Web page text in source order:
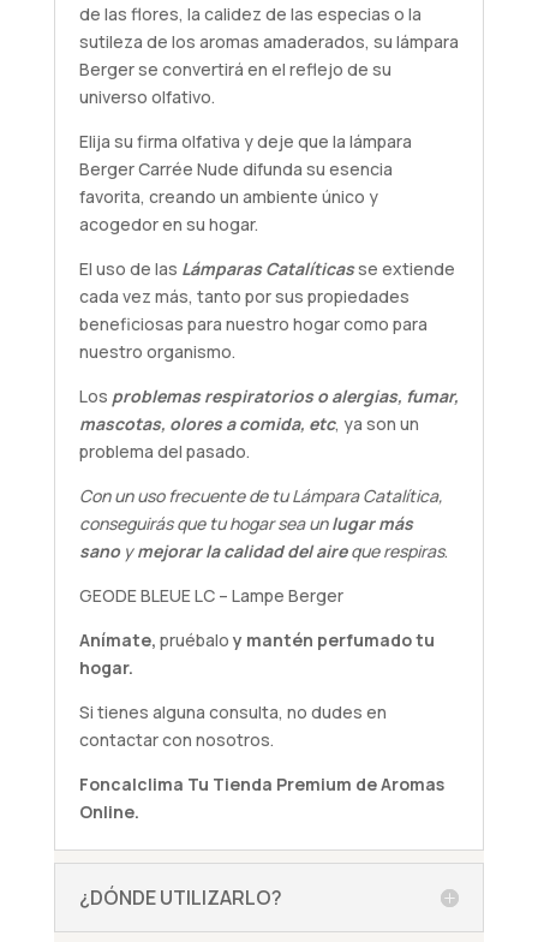
de las flores, la calidez de las especias o la
sutileza de los aromas amaderados, su lámpara
Berger se convertirá en el reflejo de su
universo olfativo.
Elija su firma olfativa y deje que la lámpara
Berger Carrée Nude difunda su esencia
favorita, creando un ambiente único y
acogedor en su hogar.
El uso de las Lámparas Catalíticasse extiende
cada vez más, tanto por sus propiedades
beneficiosas para nuestro hogar como para
nuestro organismo.
Los problemas respiratorios o alergias, fumar,
mascotas, olores a comida, etc, ya son un
problema del pasado.
Con un uso frecuente de tu Lámpara Catalítica,
conseguirás que tu hogar sea unlugar más
sanoymejorar la calidad del aireque respiras.
GEODE BLEUE LC – Lampe Berger
Anímate, pruébalo y mantén perfumado tu
hogar.
Si tienes alguna consulta, no dudes en
contactar con nosotros.
Foncalclima Tu Tienda Premium de Aromas
Online.
¿DÓNDE UTILIZARLO?